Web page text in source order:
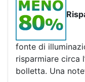
fonte di
risparmiare circa
bolletta. Una